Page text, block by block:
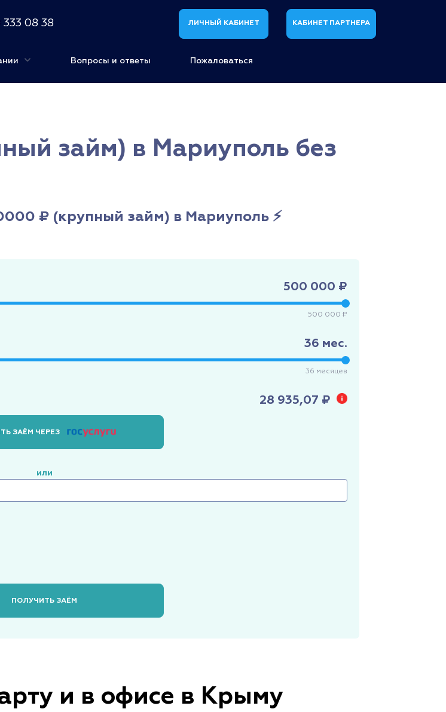
08 38 ЛИЧНЫЙ КАБИНЕТ КАБИНЕТ ПАРТНЕРА
Вопросы и ответы Пожаловаться
займ) в Мариуполь без
₽ (крупный займ) в Мариуполь ⚡
500 000 ₽
500 000 ₽
36 мес.
36 месяцев
28 935,07 ₽
ЗАЁМ ЧЕРЕЗ
или
ПОЛУЧИТЬ ЗАЁМ
и в офисе в Крыму